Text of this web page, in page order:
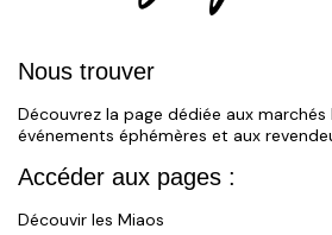
Nous trouver
Découvrez la page dédiée aux
événements éphémères et aux
Accéder aux pages :
Découvir les Miaos